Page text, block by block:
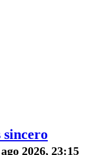
sincero
2026, 23:15